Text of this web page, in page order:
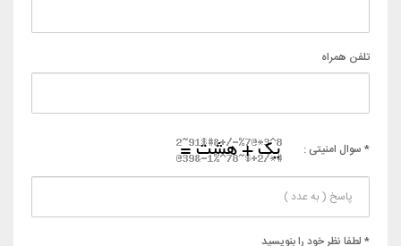
تلفن همراه
* سوال امنیتی :
* لطفا نظر خود را بنویسید